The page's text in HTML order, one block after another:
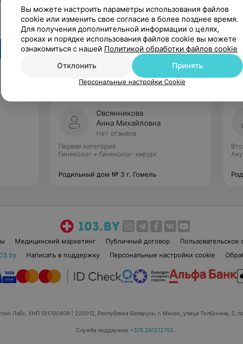
Рекомендую
Овсянникова
Анна Михайловна
Нет отзывов
Первая категория
Гинеколог • Гинеколог-хирург
Родильный дом № 3 г. Гомель
Медицинский маркетинг Публичный договор Пользовательское
Написать в поддержку Персональные настройки cookie
Лаб», УНП 191700409 | 220012, Республика Беларусь, г. Минск, улица Толбухина, 2,
Служба поддержки +375 291212755
Вы можете настроить параметры использования файлов
cookie или изменить свое согласие в более позднее время.
Для получения дополнительной информации о целях,
сроках и порядке использования файлов cookie вы можете
ознакомиться с нашей Политикой обработки файлов cookie
Отклонить
Принять
Персональные настройки Cookie